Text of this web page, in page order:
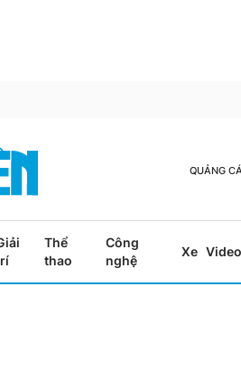
QUẢNG
Thể
thao
Công
nghệ
Xe Video